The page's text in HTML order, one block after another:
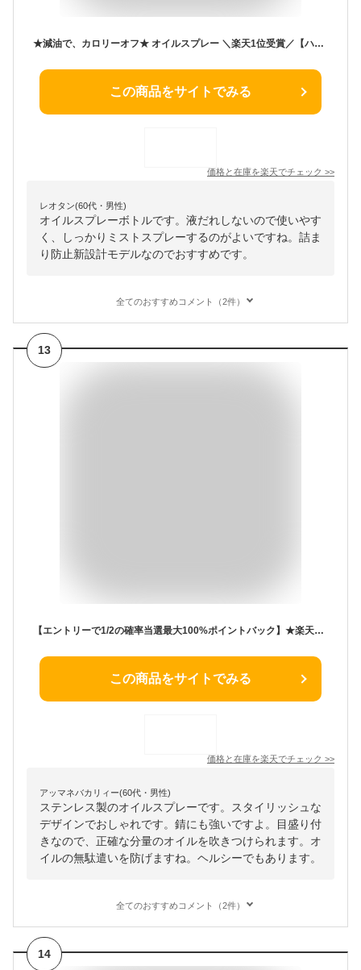
★減油で、カロリーオフ★ オイルスプレー ＼楽天1位受賞／【ハレゾラTBP公式店】 ガラス オイルボトル キッチン 液だれしない 詰まり防止新設計 ノンフライヤー オイルスプレーボトル 油ポット 霧吹き 料理用 食用 オリーブオイル サラダ油 プレゼント ギフト●
この商品をサイトでみる
価格と在庫を楽天でチェック >>
レオタン(60代・男性)
オイルスプレーボトルです。液だれしないので使いやす
く、しっかりミストスプレーするのがよいですね。詰ま
り防止新設計モデルなのでおすすめです。
全てのおすすめコメント（2件）
13
【エントリーで1/2の確率当選最大100%ポイントバック】★楽天1位＼健康管理に最適／「バラシ漏斗付き」オイルスプレー オイルボトル 料理用100ml オイルミスト 霧吹き オイルディスペンサー ガラス ステンレス製 目盛り付き 油醤油 酢用サラダオイル オリーブ 家庭用
この商品をサイトでみる
価格と在庫を楽天でチェック >>
アッマネバカリィー(60代・男性)
ステンレス製のオイルスプレーです。スタイリッシュな
デザインでおしゃれです。錆にも強いですよ。目盛り付
きなので、正確な分量のオイルを吹きつけられます。オ
イルの無駄遣いを防げますね。ヘルシーでもあります。
全てのおすすめコメント（2件）
14